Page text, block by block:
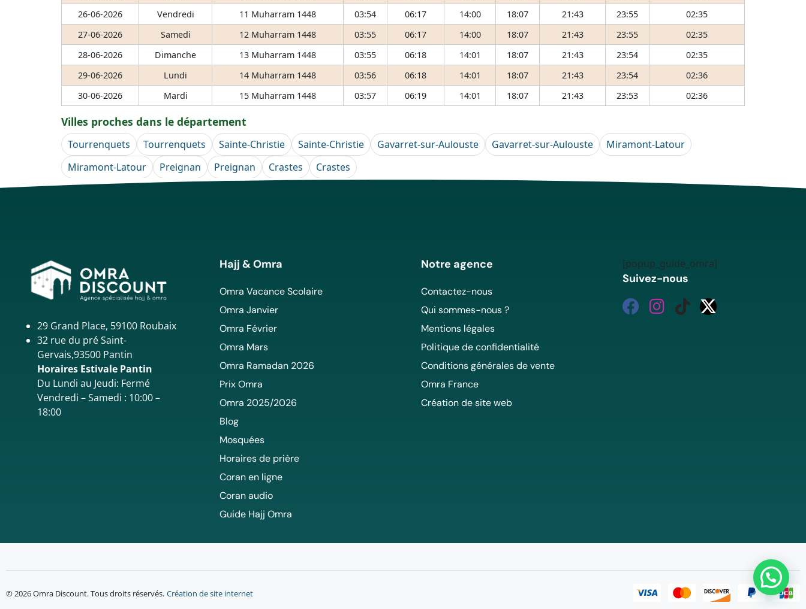
26-06-2026
Vendredi 11 Muharram 1448 03:54 06:17 14:00 18:07 21:43 23:55
02:35
27-06-2026
Samedi 12 Muharram 1448 03:55 06:17 14:00 18:07 21:43 23:55
02:35
28-06-2026
Dimanche 13 Muharram 1448 03:55 06:18 14:01 18:07 21:43 23:54
02:35
29-06-2026
Lundi 14 Muharram 1448 03:56 06:18 14:01 18:07 21:43 23:54
02:36
30-06-2026
Mardi 15 Muharram 1448 03:57 06:19 14:01 18:07 21:43 23:53 02:36
Villes proches dans le département
Tourrenquets Tourrenquets Sainte-Christie Sainte-Christie Gavarret-sur-Aulouste Gavarret-sur-Aulouste
Miramont-Latour
Miramont-Latour
Preignan Preignan Crastes Crastes
29 Grand Place, 59100 Roubaix
32 rue du pré Saint-
Gervais,93500 Pantin
Horaires Estivale Pantin
Du Lundi au Jeudi: Fermé
Vendredi – Samedi : 10:00 –
18:00
Hajj & Omra
Omra Vacance Scolaire
Omra Janvier
Omra Février
Omra Mars
Omra Ramadan 2026
Prix Omra
Omra 2025/2026
Blog
Mosquées
Horaires de prière
Coran en ligne
Coran audio
Guide Hajj Omra
Notre agence
Contactez-nous
Qui sommes-nous ?
Mentions légales
Politique de confidentialité
Conditions générales de vente
Omra France
Création de site web
[popup_guide_omra]
Suivez-nous
© 2026 Omra Discount. Tous droits réservés. Création de site internet